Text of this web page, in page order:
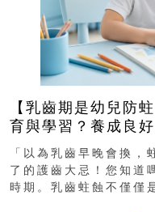
【乳齒期是幼兒防
育與學習？養成良好口腔習
瑯質 兒童牙膏防護
「以為乳齒早晚會換，
了的護齒大忌！您知道
時期。乳齒蛀蝕不僅僅